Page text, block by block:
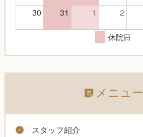
30
31 1 2
休院日
メニュー
スタッフ紹介